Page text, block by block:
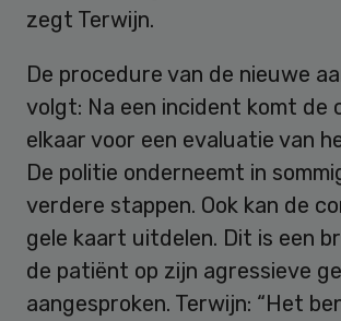
zegt Terwijn.
De procedure van de nieuwe
volgt: Na een incident komt de
elkaar voor een evaluatie van
De politie onderneemt in
verdere stappen. Ook kan de
gele kaart uitdelen. Dit is een
de patiënt op zijn agressieve
aangesproken. Terwijn: “Het